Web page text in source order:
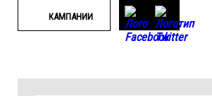
КАМПАНИИ